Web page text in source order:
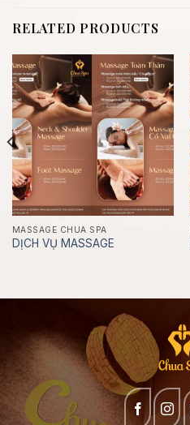
RELATED PRODUCTS
MASSAGE CHUA SPA
DỊCH VỤ MASSAGE